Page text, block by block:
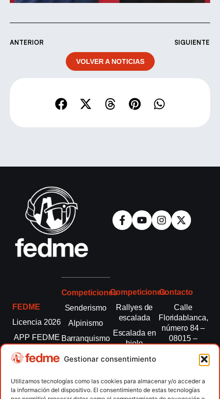
Gestionar consentimiento
Utilizamos tecnologías como las cookies para almacenar y/o acceder a
la información del dispositivo. El consentimiento de estas tecnologías
ANTERIOR SIGUIENTE
VOLVER A NOTICIAS
FEDME
Licencia 2026
APP FEDME
Transparencia
autonómicas
Clubes
Competiciones
Senderismo
Alpinismo
Barranquismo
montaña
Escalada
Escalada
Competiciones
Rallyes de
escalada
Escalada en
hielo
Esquí de
Marcha
Nórdica
Contacto
Calle
Floridablanca,
número 84 –
08015 –
fedme@fedme.es
934 264 267